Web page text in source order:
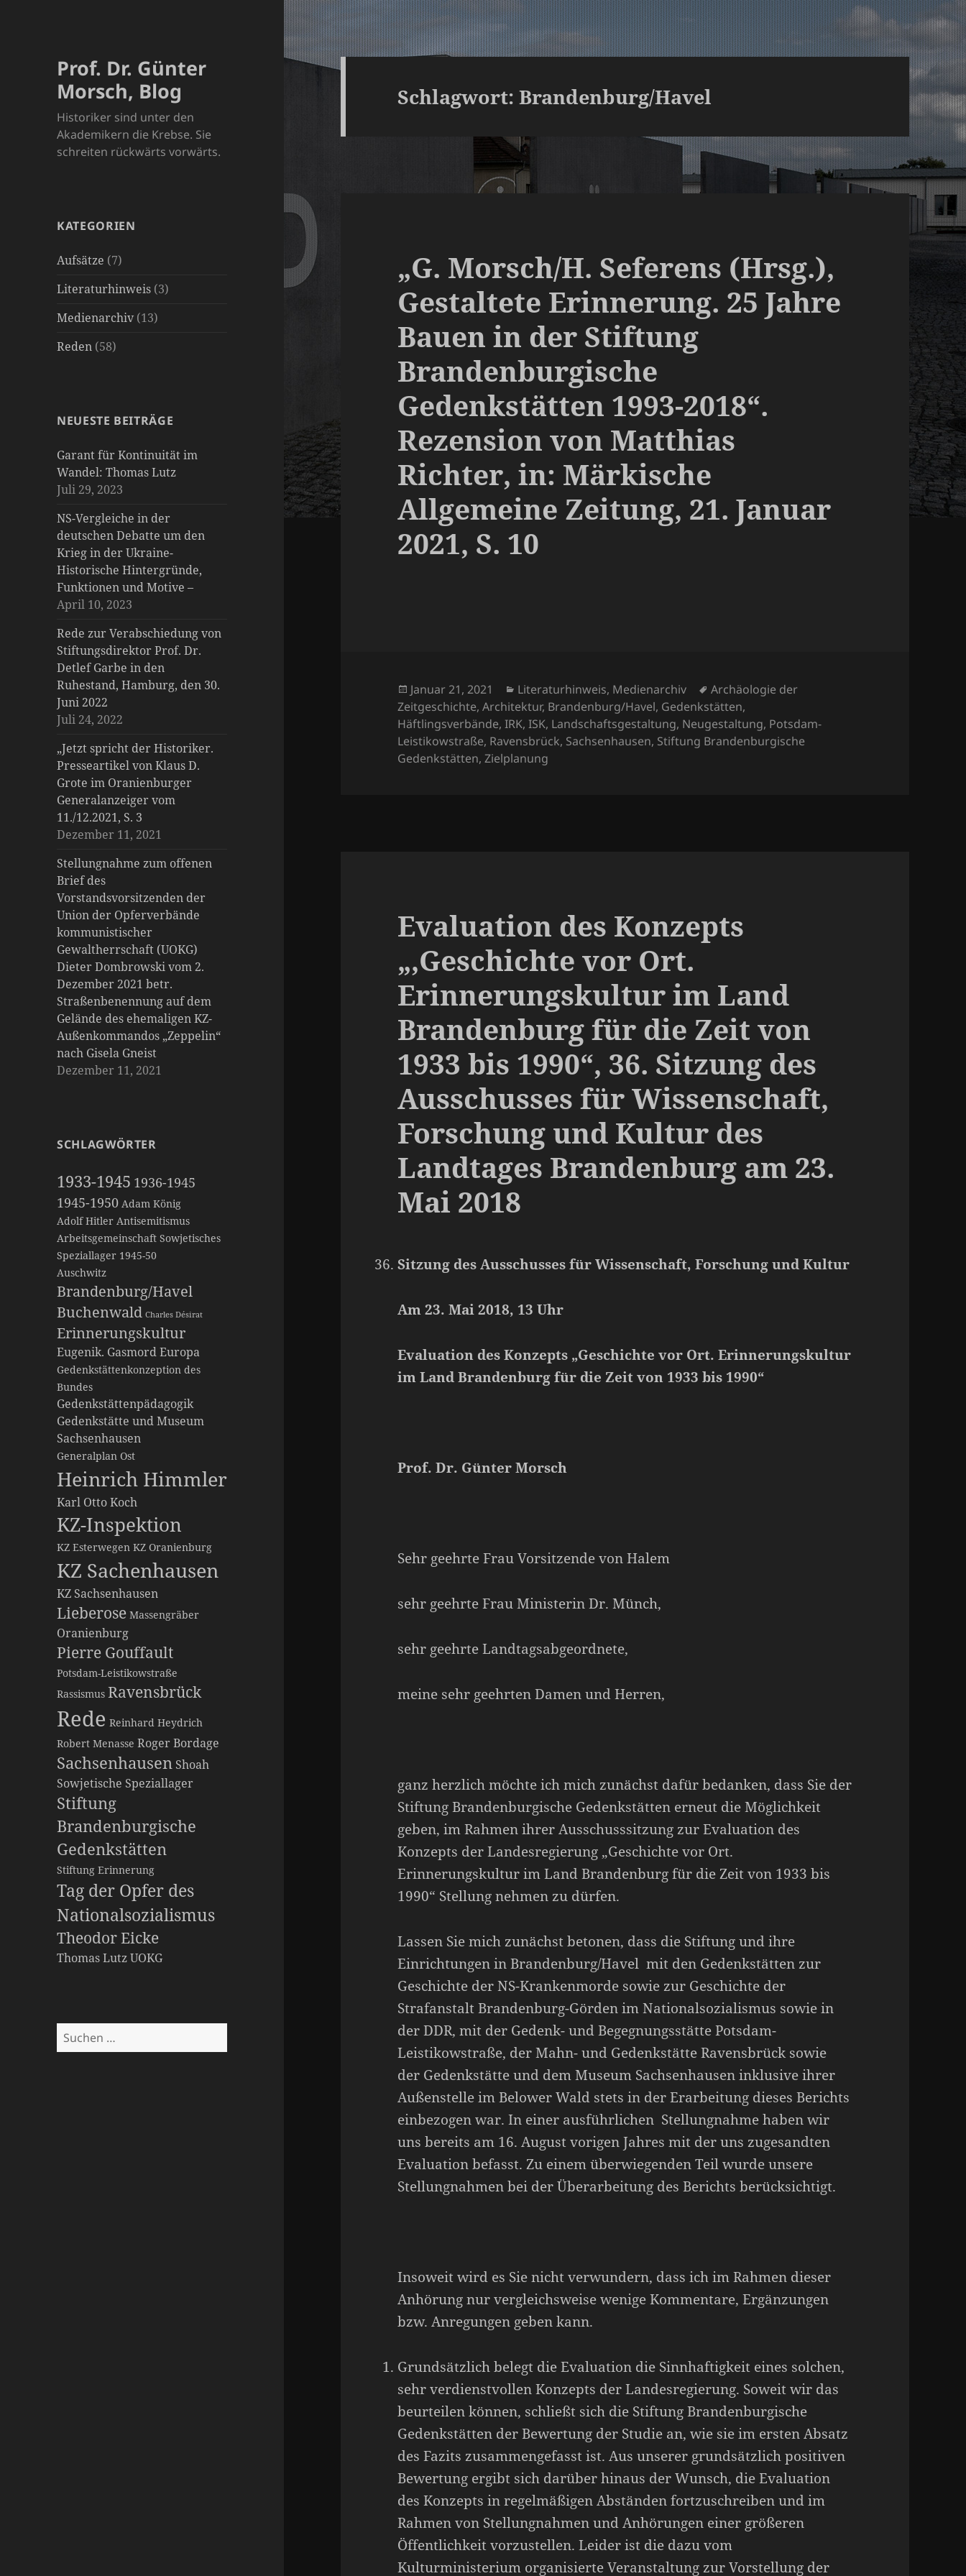
Prof. Dr. Günter
Morsch, Blog
Historiker sind unter den
Akademikern die Krebse. Sie
schreiten rückwärts vorwärts.
KATEGORIEN
Aufsätze (7)
Literaturhinweis (3)
Medienarchiv (13)
Reden (58)
NEUESTE BEITRÄGE
Garant für Kontinuität im
Wandel: Thomas Lutz
Juli 29, 2023
NS-Vergleiche in der
deutschen Debatte um den
Krieg in der Ukraine-
Historische Hintergründe,
Funktionen und Motive –
April 10, 2023
Rede zur Verabschiedung von
Stiftungsdirektor Prof. Dr.
Detlef Garbe in den
Ruhestand, Hamburg, den 30.
Juni 2022
Juli 24, 2022
„Jetzt spricht der Historiker.
Presseartikel von Klaus D.
Grote im Oranienburger
Generalanzeiger vom
11./12.2021, S. 3
Dezember 11, 2021
Stellungnahme zum offenen
Brief des
Vorstandsvorsitzenden der
Union der Opferverbände
kommunistischer
Gewaltherrschaft (UOKG)
Dieter Dombrowski vom 2.
Dezember 2021 betr.
Straßenbenennung auf dem
Gelände des ehemaligen KZ-
Außenkommandos „Zeppelin“
nach Gisela Gneist
Dezember 11, 2021
SCHLAGWÖRTER
1933-1945 1936-1945
1945-1950 Adam König
Adolf Hitler Antisemitismus
Arbeitsgemeinschaft Sowjetisches
Speziallager 1945-50
Auschwitz
Brandenburg/Havel
Buchenwald Charles Désirat
Erinnerungskultur
Eugenik. GasmordEuropa
Gedenkstättenkonzeption des
Bundes
Gedenkstättenpädagogik
Gedenkstätte und Museum
Sachsenhausen
Generalplan Ost
Heinrich Himmler
Karl Otto Koch
KZ-Inspektion
KZ Esterwegen KZ Oranienburg
KZ Sachenhausen
KZ Sachsenhausen
Lieberose Massengräber
Oranienburg
Pierre Gouffault
Potsdam-Leistikowstraße
Rassismus Ravensbrück
Rede Reinhard Heydrich
Robert Menasse Roger Bordage
Sachsenhausen Shoah
Sowjetische Speziallager
Stiftung
Brandenburgische
Gedenkstätten
Stiftung Erinnerung
Tag der Opfer des
Nationalsozialismus
Theodor Eicke
Thomas LutzUOKG
Suchen
nach:
Schlagwort:Brandenburg/Havel
„G. Morsch/H. Seferens (Hrsg.),
Gestaltete Erinnerung. 25 Jahre
Bauen in der Stiftung
Brandenburgische
Gedenkstätten 1993-2018“.
Rezension von Matthias
Richter, in: Märkische
Allgemeine Zeitung, 21. Januar
2021, S. 10
Veröffentlicht
am
Januar 21, 2021 Kategorien
Literaturhinweis, Medienarchiv Schlagwörter
Archäologie der
Zeitgeschichte,Architektur, Brandenburg/Havel, Gedenkstätten,
Häftlingsverbände,IRK,ISK, Landschaftsgestaltung, Neugestaltung, Potsdam-
Leistikowstraße, Ravensbrück, Sachsenhausen, Stiftung Brandenburgische
Gedenkstätten,Zielplanung
Evaluation des Konzepts
„‚Geschichte vor Ort.
Erinnerungskultur im Land
Brandenburg für die Zeit von
1933 bis 1990“, 36. Sitzung des
Ausschusses für Wissenschaft,
Forschung und Kultur des
Landtages Brandenburg am 23.
Mai 2018
Sitzung des Ausschusses für Wissenschaft, Forschung und Kultur
Am 23. Mai 2018, 13 Uhr
Evaluation des Konzepts „Geschichte vor Ort. Erinnerungskultur
im Land Brandenburg für die Zeit von 1933 bis 1990“
Prof. Dr. Günter Morsch
Sehr geehrte Frau Vorsitzende von Halem
sehr geehrte Frau Ministerin Dr. Münch,
sehr geehrte Landtagsabgeordnete,
meine sehr geehrten Damen und Herren,
ganz herzlich möchte ich mich zunächst dafür bedanken, dass Sie der
Stiftung Brandenburgische Gedenkstätten erneut die Möglichkeit
geben, im Rahmen ihrer Ausschusssitzung zur Evaluation des
Konzepts der Landesregierung „Geschichte vor Ort.
Erinnerungskultur im Land Brandenburg für die Zeit von 1933 bis
1990“ Stellung nehmen zu dürfen.
Lassen Sie mich zunächst betonen, dass die Stiftung und ihre
Einrichtungen in Brandenburg/Havel mit den Gedenkstätten zur
Geschichte der NS-Krankenmorde sowie zur Geschichte der
Strafanstalt Brandenburg-Görden im Nationalsozialismus sowie in
der DDR, mit der Gedenk- und Begegnungsstätte Potsdam-
Leistikowstraße, der Mahn- und Gedenkstätte Ravensbrück sowie
der Gedenkstätte und dem Museum Sachsenhausen inklusive ihrer
Außenstelle im Belower Wald stets in der Erarbeitung dieses Berichts
einbezogen war. In einer ausführlichen Stellungnahme haben wir
uns bereits am 16. August vorigen Jahres mit der uns zugesandten
Evaluation befasst. Zu einem überwiegenden Teil wurde unsere
Stellungnahmen bei der Überarbeitung des Berichts berücksichtigt.
Insoweit wird es Sie nicht verwundern, dass ich im Rahmen dieser
Anhörung nur vergleichsweise wenige Kommentare, Ergänzungen
bzw. Anregungen geben kann.
Grundsätzlich belegt die Evaluation die Sinnhaftigkeit eines solchen,
sehr verdienstvollen Konzepts der Landesregierung. Soweit wir das
beurteilen können, schließt sich die Stiftung Brandenburgische
Gedenkstätten der Bewertung der Studie an, wie sie im ersten Absatz
des Fazits zusammengefasst ist. Aus unserer grundsätzlich positiven
Bewertung ergibt sich darüber hinaus der Wunsch, die Evaluation
des Konzepts in regelmäßigen Abständen fortzuschreiben und im
Rahmen von Stellungnahmen und Anhörungen einer größeren
Öffentlichkeit vorzustellen. Leider ist die dazu vom
Kulturministerium organisierte Veranstaltung zur Vorstellung der